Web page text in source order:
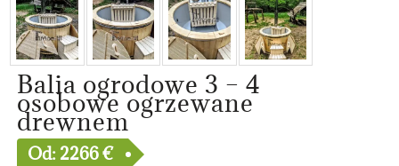
Balia ogrodowe 3 – 4
osobowe ogrzewane
drewnem
Od: 2266€